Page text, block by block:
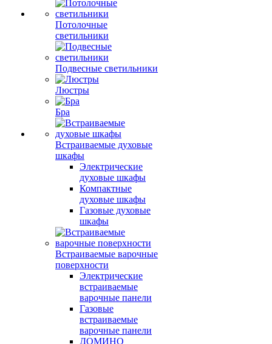
Потолочные
светильники
Подвесные светильники
Люстры
Бра
Встраиваемые духовые
шкафы
Электрические
духовые шкафы
Компактные
духовые шкафы
Газовые духовые
шкафы
Встраиваемые варочные
поверхности
Электрические
встраиваемые
варочные панели
Газовые
встраиваемые
варочные панели
ДОМИНО